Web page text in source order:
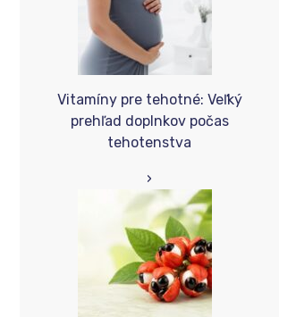
Vitamíny pre tehotné: Veľký
prehľad doplnkov počas
tehotenstva
›